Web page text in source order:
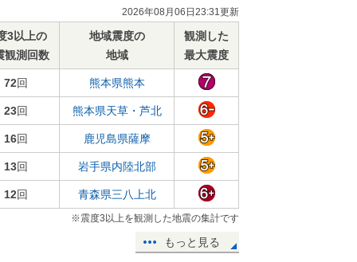
2026年08月06日23:31更新
3以上の
観測回数
地域震度の
地域
観測した
最大震度
72回 熊本県熊本
23回 熊本県天草・芦北
16回 鹿児島県薩摩
13回 岩手県内陸北部
12回 青森県三八上北
※震度3以上を観測した地震の集計です
もっと見る